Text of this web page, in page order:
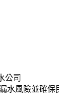
公司
水風險並確